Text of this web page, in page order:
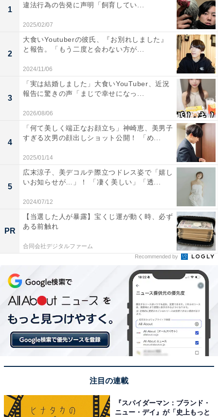
1
違法行為の告発に声明「飼育してい...
2025/02/07
2
大食いYoutuberの彼氏、『お別れしました』
と報告。「もう二度と会わない方が...
2024/11/06
3
「実は結婚しました」大食いYouTuber、近況
報告に驚きの声「まじで幸せになっ...
2026/08/06
4
「何て美しく端正なお顔立ち」神崎恵、美男子
すぎる次男の顔出しショット公開！ 「め...
2025/01/14
5
広末涼子、美デコルテ際立つドレス姿で「嬉し
いお知らせが…」！ 「凄く美しい」「透...
2024/07/12
PR
【当選した人が暴露】宝くじ運が動く時、必ず
ある前触れ
合同会社デジタルファーム
Recommended by
注目の連載
『スパイダーマン：ブランド・
ニュー・デイ』が「史上もっと